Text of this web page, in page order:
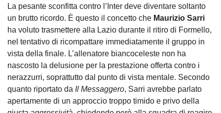
La pesante sconfitta contro l’Inter deve diventare soltanto
un brutto ricordo. È questo il concetto che Maurizio Sarri
ha voluto trasmettere alla Lazio durante il ritiro di Formello,
nel tentativo di ricompattare immediatamente il gruppo in
vista della finale. L’allenatore biancoceleste non ha
nascosto la delusione per la prestazione offerta contro i
nerazzurri, soprattutto dal punto di vista mentale. Secondo
quanto riportato da Il Messaggero, Sarri avrebbe parlato
apertamente di un approccio troppo timido e privo della